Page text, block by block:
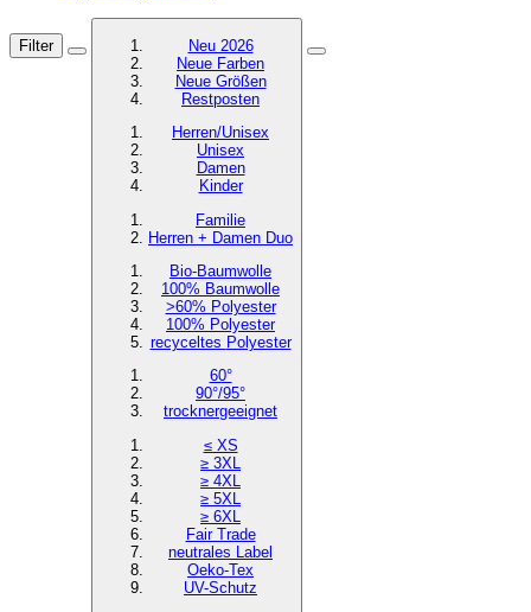
Filter
Neu 2026
Neue Farben
Neue Größen
Restposten
Herren/Unisex
Unisex
Damen
Kinder
Familie
Herren + Damen Duo
Bio-Baumwolle
100% Baumwolle
>60% Polyester
100% Polyester
recyceltes Polyester
60°
90°/95°
trocknergeeignet
≤ XS
≥ 3XL
≥ 4XL
≥ 5XL
≥ 6XL
Fair Trade
neutrales Label
Oeko-Tex
UV-Schutz